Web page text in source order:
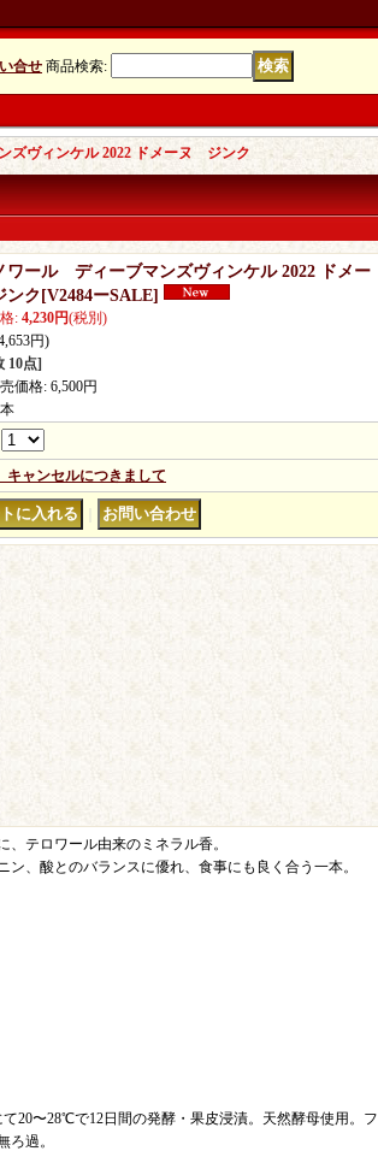
合せ 商品検索:
ズヴィンケル 2022 ドメーヌ ジンク
ワール ディーブマンズヴィンケル 2022 ドメー
ク [V2484ーSALE]
: 4,230円(税別)
円)
10点]
価格: 6,500円
ャンセルにつきまして
テロワール由来のミネラル香。
、酸とのバランスに優れ、食事にも良く合う一本。
20〜28℃で12日間の発酵・果皮浸漬。天然酵母使用。フ
ろ過。